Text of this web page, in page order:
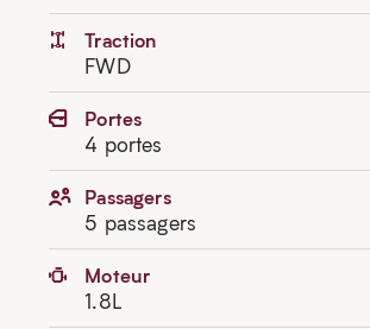
Traction
FWD
Portes
4 portes
Passagers
5 passagers
Moteur
1.8L